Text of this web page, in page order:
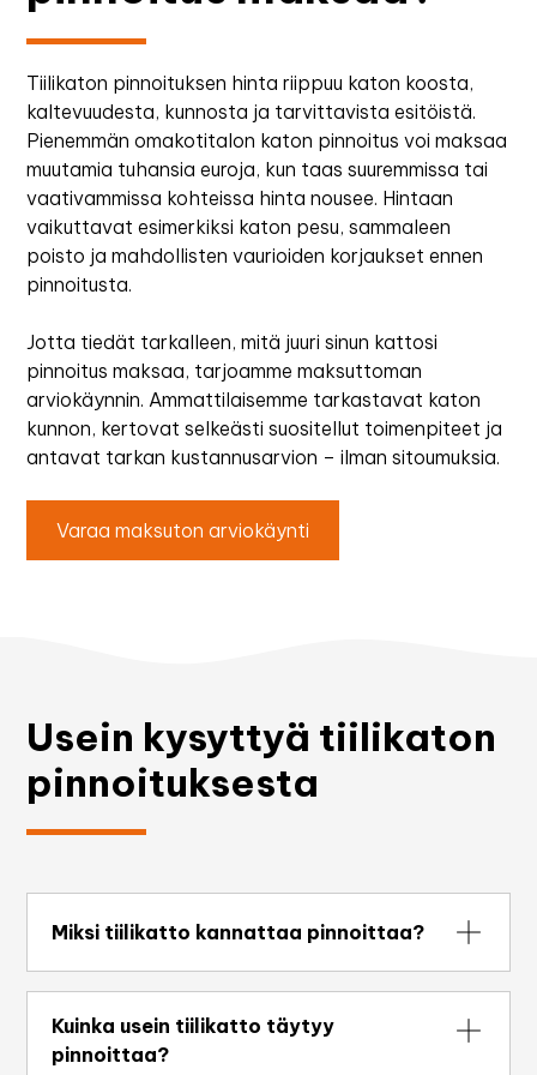
Tiilikaton pinnoituksen hinta riippuu katon koosta,
kaltevuudesta, kunnosta ja tarvittavista esitöistä.
Pienemmän omakotitalon katon pinnoitus voi maksaa
muutamia tuhansia euroja, kun taas suuremmissa tai
vaativammissa kohteissa hinta nousee. Hintaan
vaikuttavat esimerkiksi katon pesu, sammaleen
poisto ja mahdollisten vaurioiden korjaukset ennen
pinnoitusta.
Jotta tiedät tarkalleen, mitä juuri sinun kattosi
pinnoitus maksaa, tarjoamme maksuttoman
arviokäynnin. Ammattilaisemme tarkastavat katon
kunnon, kertovat selkeästi suositellut toimenpiteet ja
antavat tarkan kustannusarvion – ilman sitoumuksia.
Varaa maksuton arviokäynti
Usein kysyttyä tiilikaton
pinnoituksesta
Miksi tiilikatto kannattaa pinnoittaa?
Pinnoitus suojaa tiiltä kosteudelta ja lialta,
estää sammaleen kasvua ja palauttaa katon
värin. Se pidentää katon käyttöikää
Kuinka usein tiilikatto täytyy
pinnoittaa?